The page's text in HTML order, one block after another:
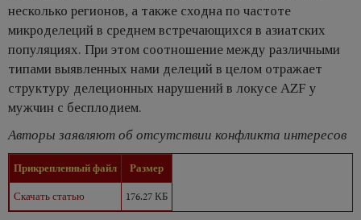
несколько регионов, а также сходна по частоте
микроделеций в среднем встречающихся в азиатских
популяциях. При этом соотношение между различными
типами выявленных нами делеций в целом отражает
структуру делеционных нарушений в локусе AZF у
мужчин с бесплодием.
Авторы заявляют об отсутствии конфликта интересов
Прикрепленный файл
Размер
Скачать статью
176.27 КБ